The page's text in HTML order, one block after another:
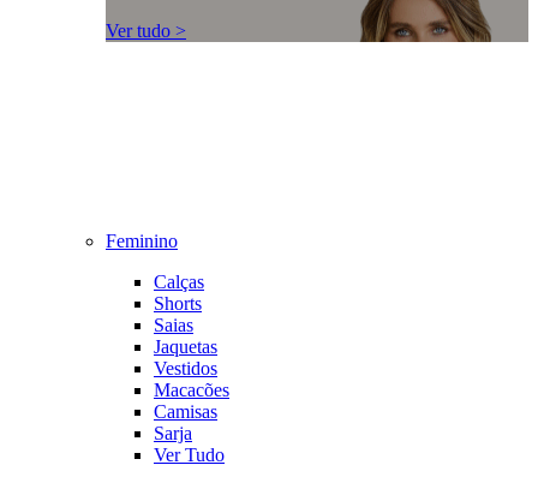
Ver tudo >
Feminino
Calças
Shorts
Saias
Jaquetas
Vestidos
Macacões
Camisas
Sarja
Ver Tudo